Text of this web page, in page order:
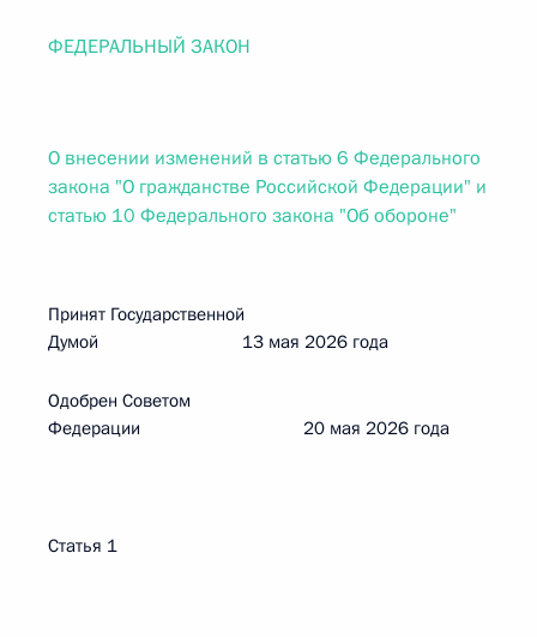
ФЕДЕРАЛЬНЫЙ ЗАКОН
О внесении изменений в статью 6 Федерального
закона "О гражданстве Российской Федерации" и
статью 10 Федерального закона "Об обороне"
Принят Государственной
Думой 13 мая 2026 года
Одобрен Советом
Федерации 20 мая 2026 года
Статья 1